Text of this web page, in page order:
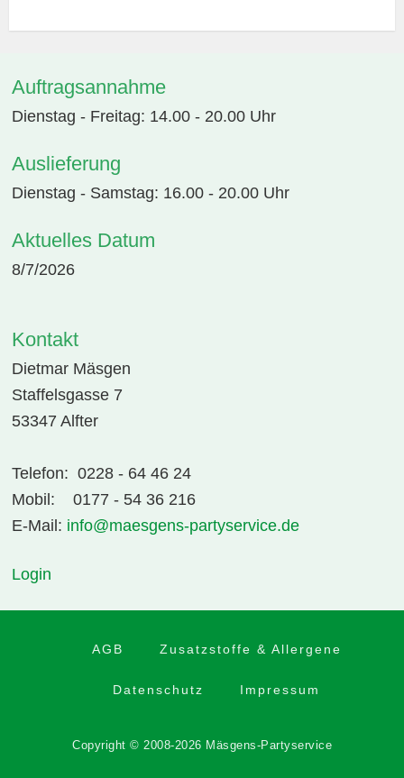
Auftragsannahme
Dienstag - Freitag: 14.00 - 20.00 Uhr
Auslieferung
Dienstag - Samstag: 16.00 - 20.00 Uhr
Aktuelles Datum
8/7/2026
Kontakt
Dietmar Mäsgen
Staffelsgasse 7
53347 Alfter
Telefon: 0228 - 64 46 24
Mobil: 0177 - 54 36 216
E-Mail: info@maesgens-partyservice.de
Login
AGB Zusatzstoffe & Allergene
Datenschutz Impressum
Copyright © 2008-2026 Mäsgens-Partyservice